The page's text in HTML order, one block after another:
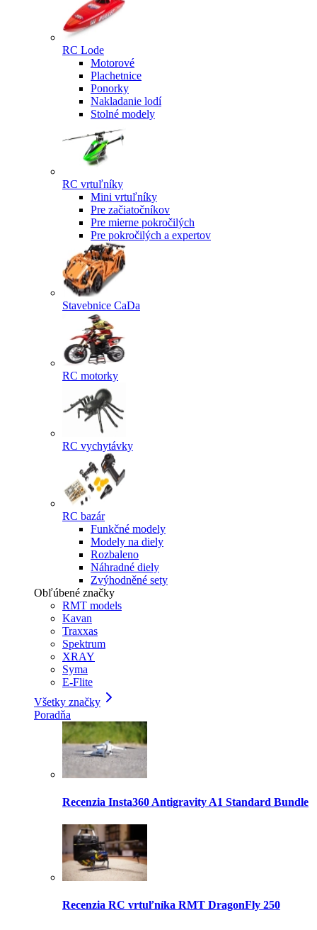
RC Lode
Motorové
Plachetnice
Ponorky
Nakladanie lodí
Stolné modely
RC vrtuľníky
Mini vrtuľníky
Pre začiatočníkov
Pre mierne pokročilých
Pre pokročilých a expertov
Stavebnice CaDa
RC motorky
RC vychytávky
RC bazár
Funkčné modely
Modely na diely
Rozbaleno
Náhradné diely
Zvýhodněné sety
Obľúbené značky
RMT models
Kavan
Traxxas
Spektrum
XRAY
Syma
E-Flite
Všetky značky
Poradňa
Recenzia Insta360 Antigravity A1 Standard Bundle
Recenzia RC vrtuľníka RMT DragonFly 250